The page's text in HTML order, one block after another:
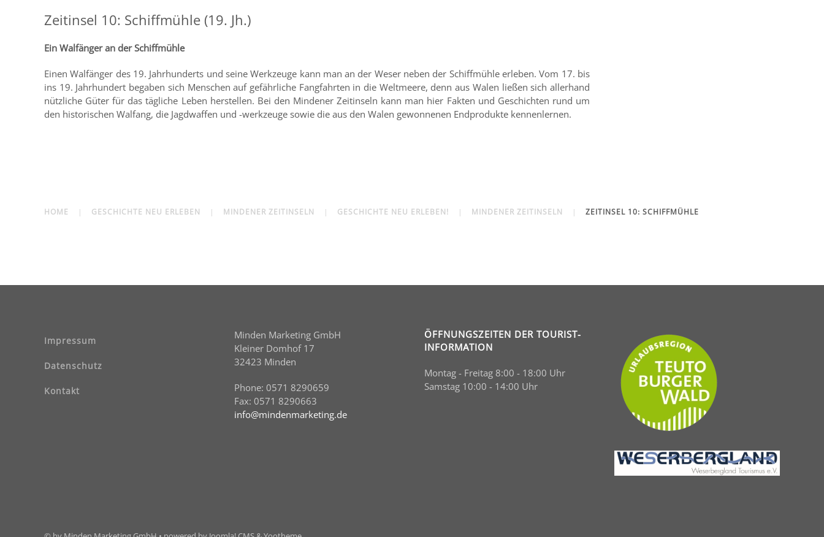
Zeitinsel 10: Schiffmühle (19. Jh.)
Ein Walfänger an der Schiffmühle
Einen Walfänger des 19. Jahrhunderts und seine Werkzeuge kann man an der Weser neben der Schiffmühle erleben. Vom 17. bis
ins 19. Jahrhundert begaben sich Menschen auf gefährliche Fangfahrten in die Weltmeere, denn aus Walen ließen sich allerhand
nützliche Güter für das tägliche Leben herstellen. Bei den Mindener Zeitinseln kann man hier Fakten und Geschichten rund um
den historischen Walfang, die Jagdwaffen und -werkzeuge sowie die aus den Walen gewonnenen Endprodukte kennenlernen.
HOME GESCHICHTE NEU ERLEBEN MINDENER ZEITINSELN GESCHICHTE NEU ERLEBEN! MINDENER ZEITINSELN ZEITINSEL 10: SCHIFFMÜHLE
Impressum
Datenschutz
Kontakt
Minden Marketing GmbH
Kleiner Domhof 17
32423 Minden
Phone: 0571 8290659
Fax: 0571 8290663
info@mindenmarketing.de
ÖFFNUNGSZEITEN DER TOURIST-
INFORMATION
Montag - Freitag 8:00 - 18:00 Uhr
Samstag 10:00 - 14:00 Uhr